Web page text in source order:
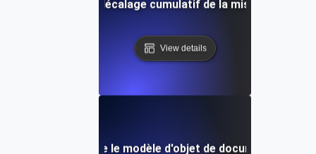
Qu'est-ce que le décalage cumulatif de la mise en page
View details
Qu'est-ce que le modèle d'objet de document (DOM)?